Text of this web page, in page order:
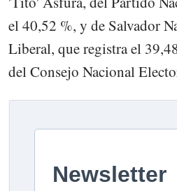
el 40,52 %, y de Salvador
Liberal, que registra el
del Consejo Nacional